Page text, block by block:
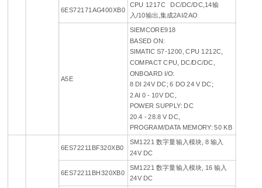
6ES72171AG400XB0
CPU 1217C DC/DC/DC,14输
入/10输出,集成2AI/2AO
A5E
SIEMCORE918
BASED ON:
SIMATIC S7-1200, CPU 1212C,
COMPACT CPU, DC/DC/DC,
ONBOARD I/O:
8 DI 24V DC; 6 DO 24 V DC;
2 AI 0 - 10V DC,
POWER SUPPLY: DC
20.4 - 28.8 V DC,
PROGRAM/DATA MEMORY: 50 KB
6ES72211BF320XB0
SM1221 数字量输入模块, 8 输入
24V DC
6ES72211BH320XB0
SM1221 数字量输入模块, 16 输入
24V DC